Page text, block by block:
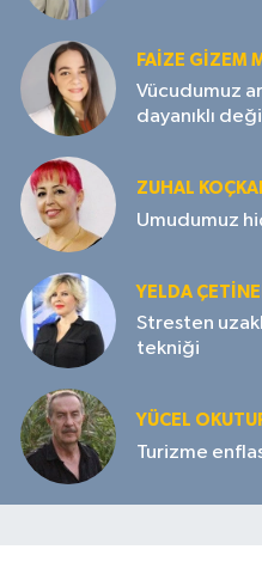
FAIZE GIZEM
Vücudumuz
dayanıklı
ZUHAL
Umudumuz
YELDA
Stresten
tekniği
YÜCEL
Turizme